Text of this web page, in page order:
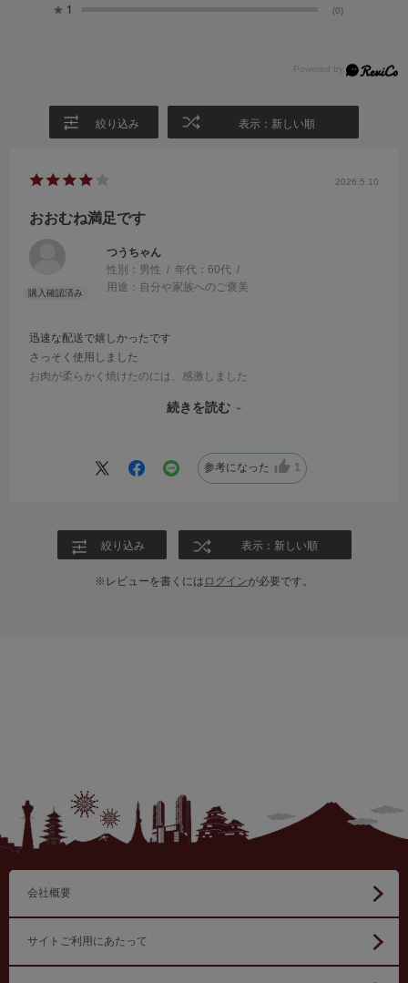
★ 1 (0)
絞り込み 表示：新しい順
2026.5.10
おおむね満足です
つうちゃん
性別： 男性 年代： 60代
用途： 自分や家族へのご褒美
迅速な配送で嬉しかったです
さっそく使用しました
お肉が柔らかく焼けたのには、感激しました
永く大事に使用していきます続きを読む
参考になった 1
絞り込み 表示：新しい順
※レビューを書くには ログインが必要です。
会社概要
サイトご利用にあたって